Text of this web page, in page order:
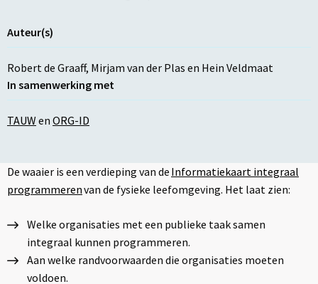
Auteur(s)
Robert de Graaff, Mirjam van der Plas en Hein Veldmaat
In samenwerking met
TAUW en ORG-ID
De waaier is een verdieping van de Informatiekaart integraal
programmerenvan de fysieke leefomgeving. Het laat zien:
Welke organisaties met een publieke taak samen
integraal kunnen programmeren.
Aan welke randvoorwaarden die organisaties moeten
voldoen.